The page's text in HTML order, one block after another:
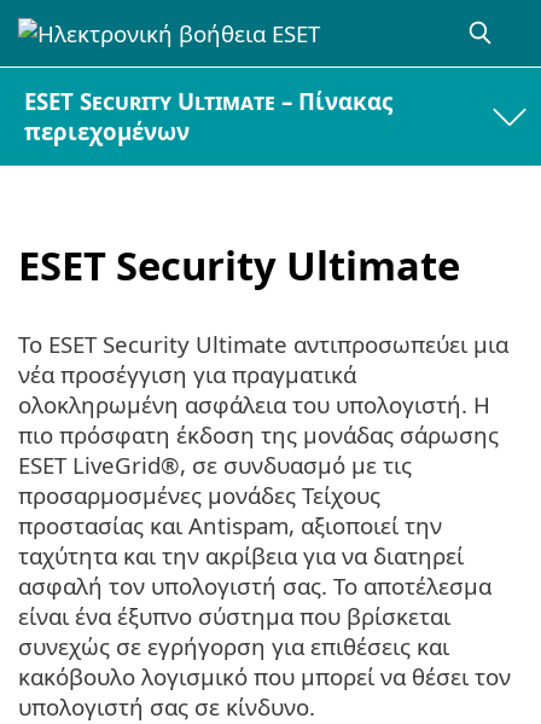
ESET Security Ultimate – Πίνακας
περιεχομένων
ESET Security Ultimate
Το ESET Security Ultimate αντιπροσωπεύει μια
νέα προσέγγιση για πραγματικά
ολοκληρωμένη ασφάλεια του υπολογιστή. Η
πιο πρόσφατη έκδοση της μονάδας σάρωσης
ESET LiveGrid®, σε συνδυασμό με τις
προσαρμοσμένες μονάδες Τείχους
προστασίας και Antispam, αξιοποιεί την
ταχύτητα και την ακρίβεια για να διατηρεί
ασφαλή τον υπολογιστή σας. Το αποτέλεσμα
είναι ένα έξυπνο σύστημα που βρίσκεται
συνεχώς σε εγρήγορση για επιθέσεις και
κακόβουλο λογισμικό που μπορεί να θέσει τον
υπολογιστή σας σε κίνδυνο.